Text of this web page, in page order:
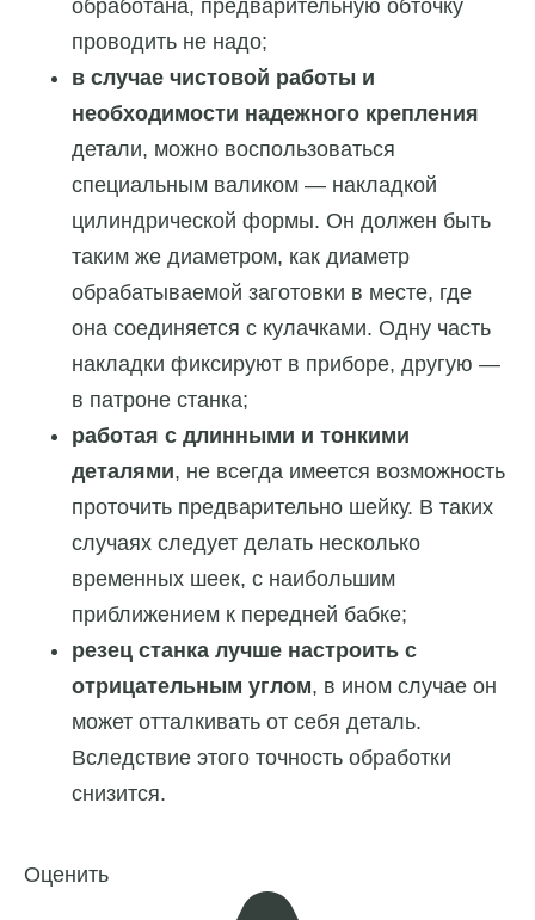
обработана, предварительную обточку
проводить не надо;
в случае чистовой работы и
необходимости надежного крепления
детали, можно воспользоваться
специальным валиком — накладкой
цилиндрической формы. Он должен быть
таким же диаметром, как диаметр
обрабатываемой заготовки в месте, где
она соединяется с кулачками. Одну часть
накладки фиксируют в приборе, другую —
в патроне станка;
работая с длинными и тонкими
деталями, не всегда имеется возможность
проточить предварительно шейку. В таких
случаях следует делать несколько
временных шеек, с наибольшим
приближением к передней бабке;
резец станка лучше настроить с
отрицательным углом, в ином случае он
может отталкивать от себя деталь.
Вследствие этого точность обработки
снизится.
Оценить